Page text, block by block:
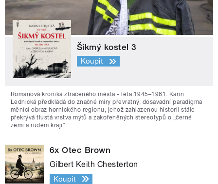
Šikmý kostel 3
Koupit
Románová kronika ztraceného města - léta 1945–1961. Karin
Lednická předkládá do značné míry převratný, dosavadní paradigma
měnící obraz hornického regionu, jehož zahlazenou historii stále
překrývá tlustá vrstva mýtů a zakořeněných stereotypů o „černé
zemi a rudém kraji“.
6x Otec Brown
Gilbert Keith Chesterton
Koupit